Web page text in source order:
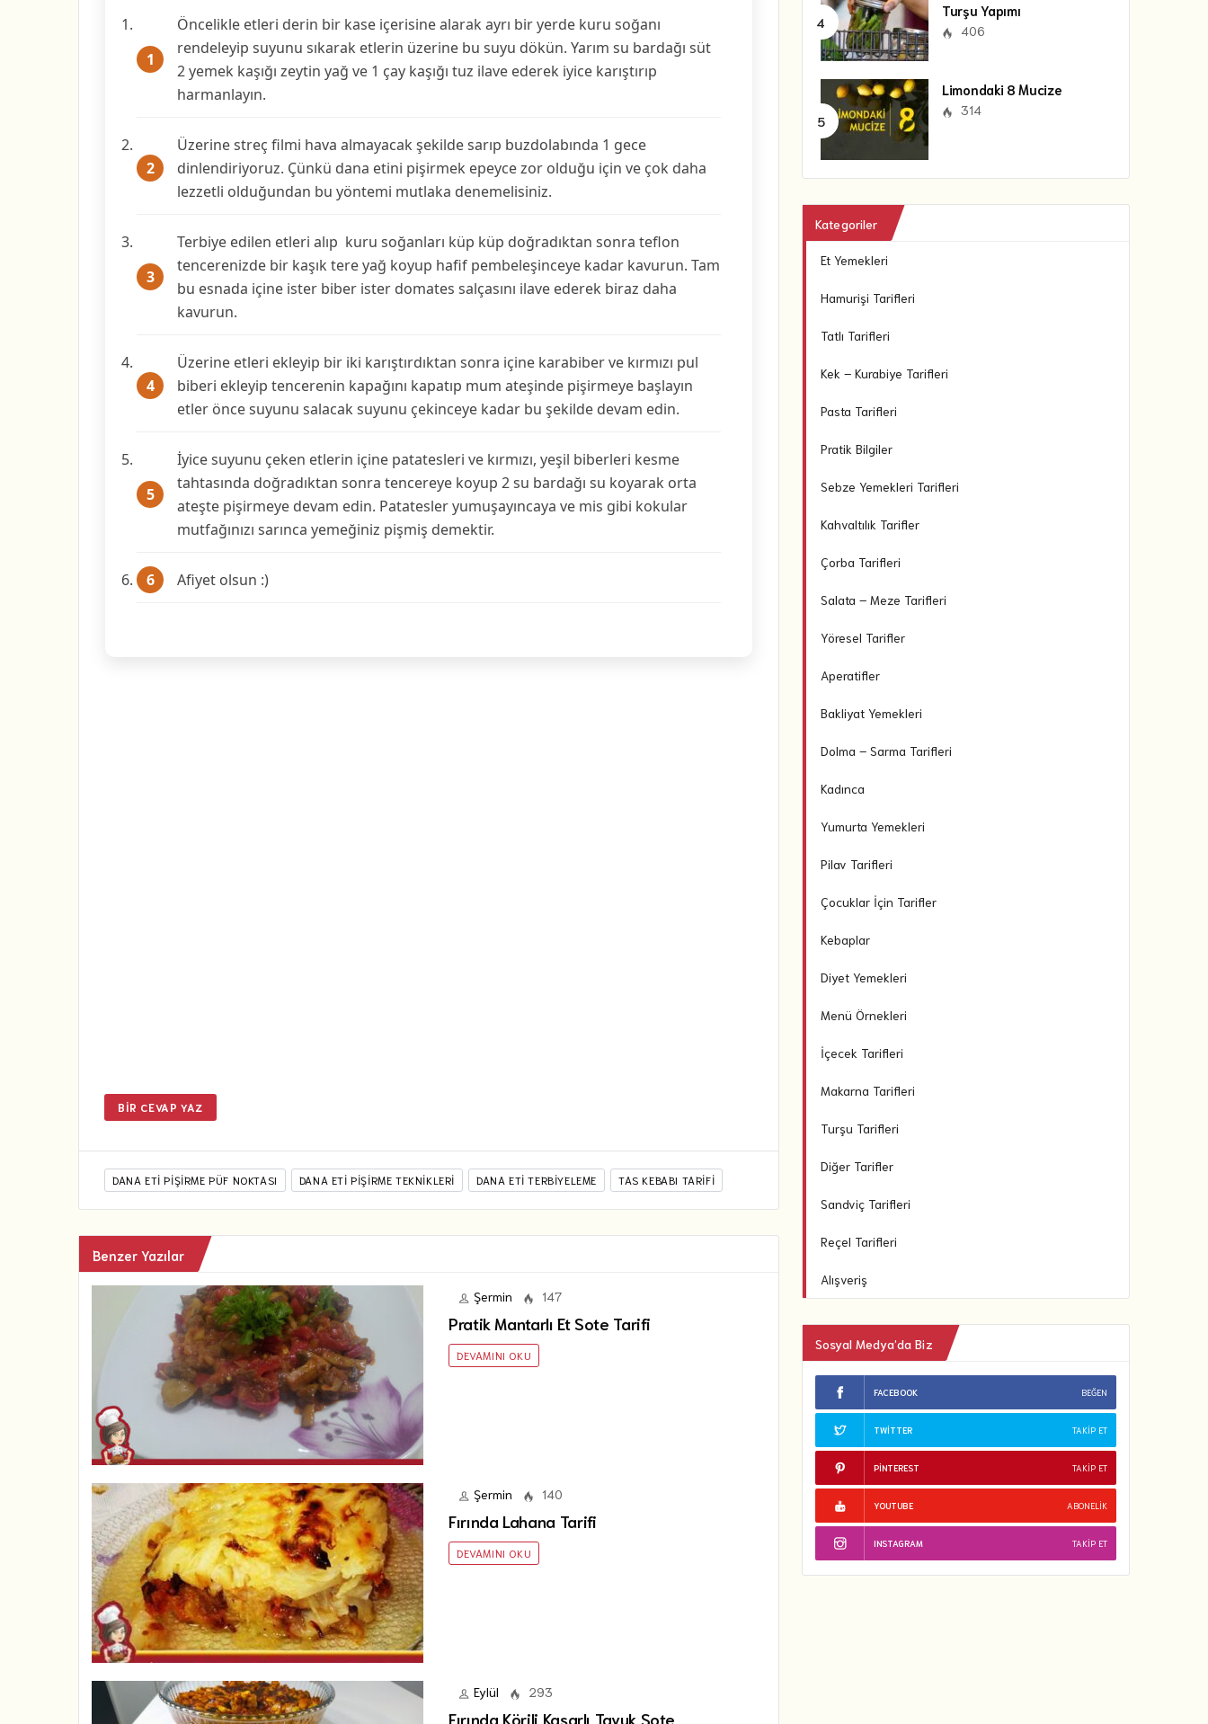
Öncelikle etleri derin bir kase içerisine alarak ayrı bir yerde kuru soğanı
rendeleyip suyunu sıkarak etlerin üzerine bu suyu dökün. Yarım su bardağı süt
2 yemek kaşığı zeytin yağ ve 1 çay kaşığı tuz ilave ederek iyice karıştırıp
harmanlayın.
Üzerine streç filmi hava almayacak şekilde sarıp buzdolabında 1 gece
dinlendiriyoruz. Çünkü dana etini pişirmek epeyce zor olduğu için ve çok daha
lezzetli olduğundan bu yöntemi mutlaka denemelisiniz.
Terbiye edilen etleri alıp kuru soğanları küp küp doğradıktan sonra teflon
tencerenizde bir kaşık tere yağ koyup hafif pembeleşinceye kadar kavurun. Tam
bu esnada içine ister biber ister domates salçasını ilave ederek biraz daha
kavurun.
Üzerine etleri ekleyip bir iki karıştırdıktan sonra içine karabiber ve kırmızı pul
biberi ekleyip tencerenin kapağını kapatıp mum ateşinde pişirmeye başlayın
etler önce suyunu salacak suyunu çekinceye kadar bu şekilde devam edin.
İyice suyunu çeken etlerin içine patatesleri ve kırmızı, yeşil biberleri kesme
tahtasında doğradıktan sonra tencereye koyup 2 su bardağı su koyarak orta
ateşte pişirmeye devam edin. Patatesler yumuşayıncaya ve mis gibi kokular
mutfağınızı sarınca yemeğiniz pişmiş demektir.
Afiyet olsun :)
BIR CEVAP YAZ
DANA ETI PIŞIRME PÜF NOKTASI DANA ETI PIŞIRME TEKNIKLERI DANA ETI TERBIYELEME TAS KEBABI TARIFI
Benzer Yazılar
Şermin 147
Pratik Mantarlı Et Sote Tarifi
DEVAMINI OKU
Şermin 140
Fırında Lahana Tarifi
DEVAMINI OKU
Eylül 293
Fırında Körili Kaşarlı Tavuk Sote
Turşu Yapımı
406
Limondaki 8 Mucize
314
Kategoriler
Et Yemekleri
Hamurişi Tarifleri
Tatlı Tarifleri
Kek – Kurabiye Tarifleri
Pasta Tarifleri
Pratik Bilgiler
Sebze Yemekleri Tarifleri
Kahvaltılık Tarifler
Çorba Tarifleri
Salata – Meze Tarifleri
Yöresel Tarifler
Aperatifler
Bakliyat Yemekleri
Dolma – Sarma Tarifleri
Kadınca
Yumurta Yemekleri
Pilav Tarifleri
Çocuklar İçin Tarifler
Kebaplar
Diyet Yemekleri
Menü Örnekleri
İçecek Tarifleri
Makarna Tarifleri
Turşu Tarifleri
Diğer Tarifler
Sandviç Tarifleri
Reçel Tarifleri
Alışveriş
Sosyal Medya’da Biz
FACEBOOK BEĞEN
TWITTER TAKIP ET
PINTEREST TAKIP ET
YOUTUBE ABONELIK
INSTAGRAM TAKIP ET